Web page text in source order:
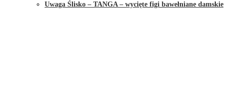
Uwaga Ślisko – TANGA – wycięte figi bawełniane damskie